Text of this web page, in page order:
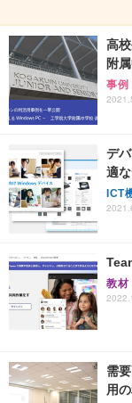
高
附
事例
デ
適
ICT
教材
需
用